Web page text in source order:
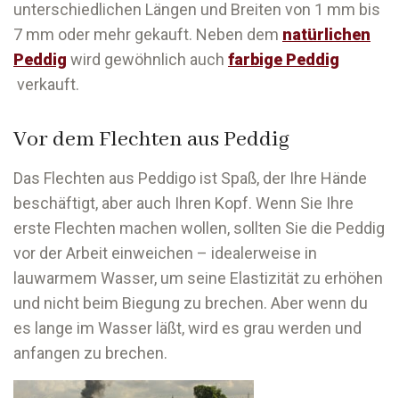
unterschiedlichen Längen und Breiten von 1 mm bis
7 mm oder mehr gekauft. Neben dem natürlichen
Peddig wird gewöhnlich auch farbige Peddig
verkauft.
Vor dem Flechten aus Peddig
Das Flechten aus Peddigo ist Spaß, der Ihre Hände
beschäftigt, aber auch Ihren Kopf. Wenn Sie Ihre
erste Flechten machen wollen, sollten Sie die Peddig
vor der Arbeit einweichen – idealerweise in
lauwarmem Wasser, um seine Elastizität zu erhöhen
und nicht beim Biegung zu brechen. Aber wenn du
es lange im Wasser läßt, wird es grau werden und
anfangen zu brechen.